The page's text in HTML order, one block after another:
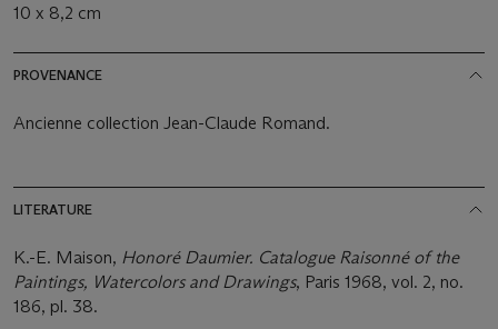
10 x 8,2 cm
PROVENANCE
Ancienne collection Jean-Claude Romand.
LITERATURE
K.-E. Maison, Honoré Daumier. Catalogue Raisonné of the
Paintings, Watercolors and Drawings, Paris 1968, vol. 2, no.
186, pl. 38.